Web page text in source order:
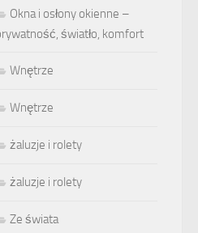
Okna i osłony okienne –
światło, komfort
Wnętrze
Wnętrze
żaluzje i rolety
żaluzje i rolety
Ze świata